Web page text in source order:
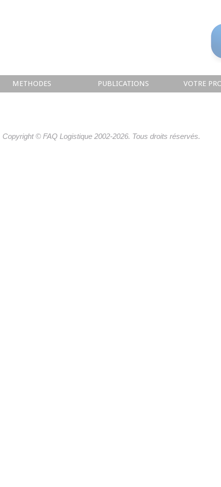
METHODES PUBLICATIONS VOTRE
Copyright © FAQ Logistique 2002-2026. Tous droits réservés.